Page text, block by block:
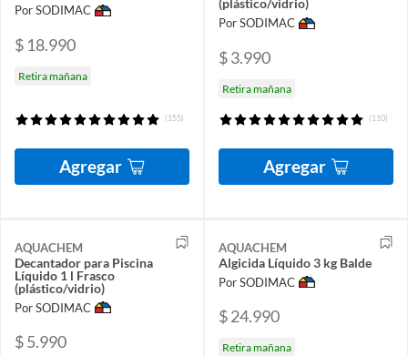
Por SODIMAC
$ 18.990
Retira mañana
(155)
Agregar
(plástico/vidrio)
Por SODIMAC
$ 3.990
Retira mañana
(110)
Agregar
AQUACHEM
Decantador para Piscina
Líquido 1 l Frasco
(plástico/vidrio)
Por SODIMAC
$ 5.990
AQUACHEM
Algicida Líquido 3 kg Balde
Por SODIMAC
$ 24.990
Retira mañana